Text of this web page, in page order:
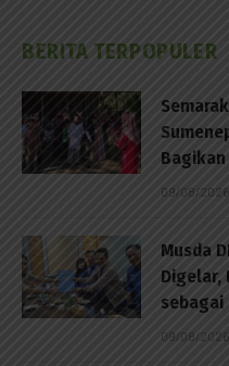
BERITA TERPOPULER
09/08/2026
Musda
Digelar,
sebagai
09/08/2026